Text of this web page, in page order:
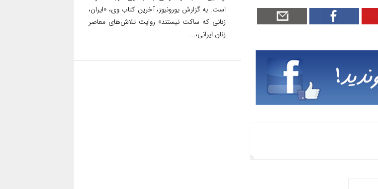
است. به گزارش یورونیوز، آخرین کتاب وی، «ایران،
زنانی که ساکت نیستند» روایت تلاش‌های معاصر
زنان ایرانی‌،...